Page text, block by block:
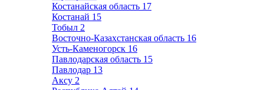
Костанайская область 17
Костанай 15
Тобыл 2
Восточно-Казахстанская область 16
Усть-Каменогорск 16
Павлодарская область 15
Павлодар 13
Аксу 2